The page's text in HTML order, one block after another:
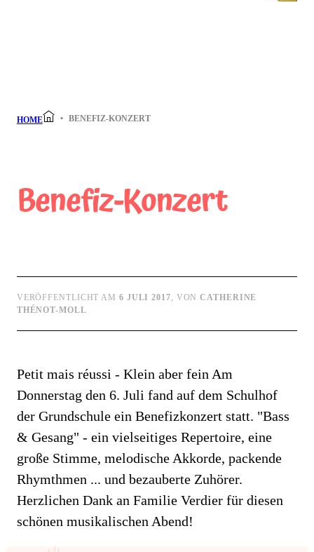
HOME BENEFIZ-KONZERT
Benefiz-Konzert
VERÖFFENTLICHT AM 6 JULI 2017, VONCATHERINE
THÉNOT-MOLL
Petit mais réussi - Klein aber fein Am
Donnerstag den 6. Juli fand auf dem Schulhof
der Grundschule ein Benefizkonzert statt. "Bass
& Gesang" - ein vielseitiges Repertoire, eine
große Stimme, melodische Akkorde, packende
Rhymthmen ... und bezauberte Zuhörer.
Herzlichen Dank an Familie Verdier für diesen
schönen musikalischen Abend!